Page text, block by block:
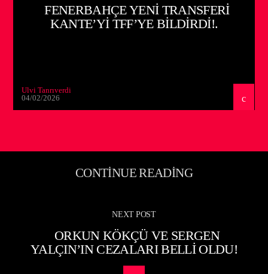
FENERBAHÇE YENI TRANSFERI
KANTE’Yİ TFF’YE BILDIRDI!.
Ulvi Tanrıverdi
04/02/2026
CONTINUE READING
NEXT POST
ORKUN KÖKÇÜ VE SERGEN
YALÇIN’IN CEZALARI BELLI OLDU!